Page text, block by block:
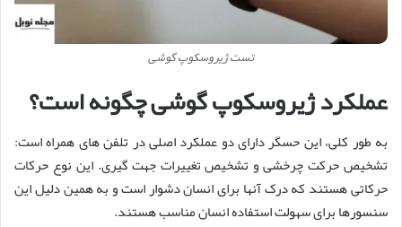
تست ژیروسکوپ گوشی
عملکرد ژیروسکوپ گوشی چگونه است؟
به طور کلی، این حسگر دارای دو عملکرد اصلی در تلفن های همراه است:
تشخیص حرکت چرخشی و تشخیص تغییرات جهت گیری. این نوع حرکات
حرکاتی هستند که درک آنها برای انسان دشوار است و به همین دلیل این
سنسورها برای سهولت استفاده انسان مناسب هستند.